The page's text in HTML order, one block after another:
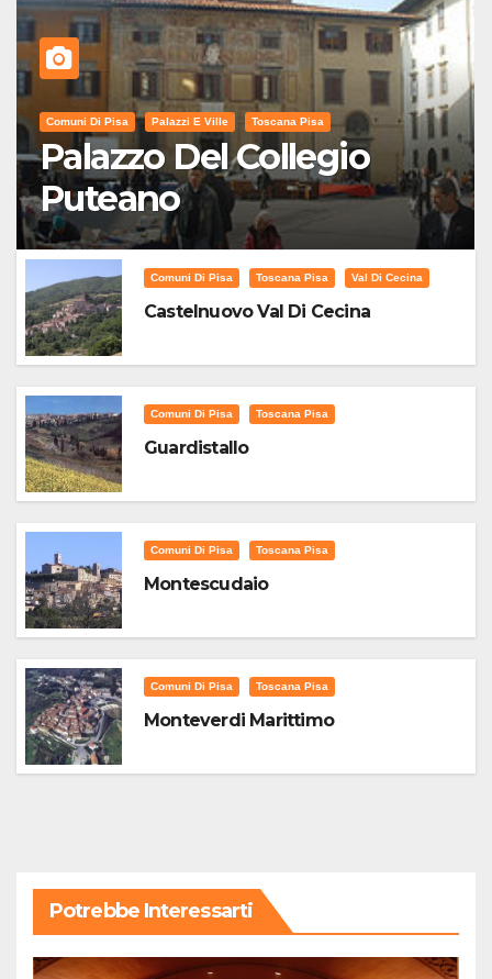
Comuni Di Pisa Palazzi E Ville Toscana Pisa
Palazzo Del Collegio
Puteano
Comuni Di Pisa Toscana Pisa Val Di Cecina
Castelnuovo Val Di Cecina
Comuni Di Pisa Toscana Pisa
Guardistallo
Comuni Di Pisa Toscana Pisa
Montescudaio
Comuni Di Pisa Toscana Pisa
Monteverdi Marittimo
Potrebbe Interessarti